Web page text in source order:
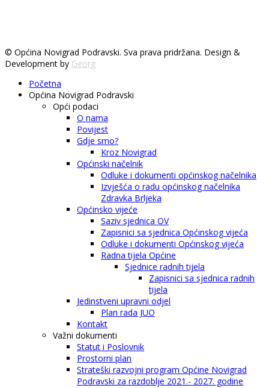
© Općina Novigrad Podravski. Sva prava pridržana. Design &
Development by Georg
Početna
Općina Novigrad Podravski
Opći podaci
O nama
Povijest
Gdje smo?
Kroz Novigrad
Općinski načelnik
Odluke i dokumenti općinskog načelnika
Izvješća o radu općinskog načelnika
Zdravka Brljeka
Općinsko vijeće
Saziv sjednica OV
Zapisnici sa sjednica Općinskog vijeća
Odluke i dokumenti Općinskog vijeća
Radna tijela Općine
Sjednice radnih tijela
Zapisnici sa sjednica radnih
tijela
Jedinstveni upravni odjel
Plan rada JUO
Kontakt
Važni dokumenti
Statut i Poslovnik
Prostorni plan
Strateški razvojni program Općine Novigrad
Podravski za razdoblje 2021.- 2027. godine